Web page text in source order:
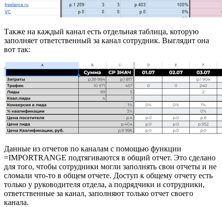
Также на каждый канал есть отдельная таблица, которую
заполняет ответственный за канал сотрудник. Выглядит она
вот так:
Данные из отчетов по каналам с помощью функции
=IMPORTRANGE подтягиваются в общий отчет. Это сделано
для того, чтобы сотрудники могли заполнять свои отчеты и не
сломали что-то в общем отчете. Доступ к общему отчету есть
только у руководителя отдела, а подрядчики и сотрудники,
ответственные за канал, заполняют только отчет своего
канала.